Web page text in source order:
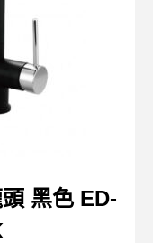
黑色 ED-